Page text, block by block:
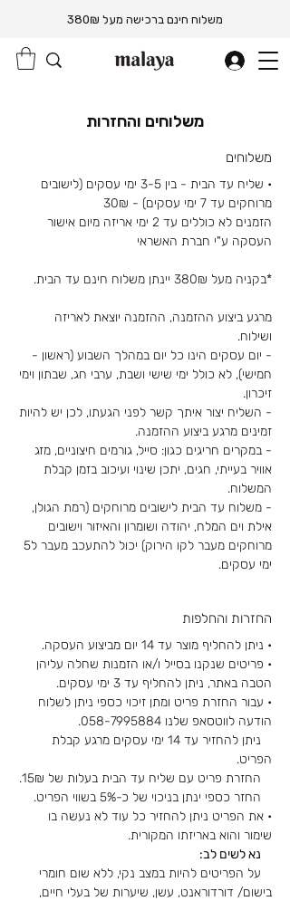
משלוח חינם ברכישה מעל 380₪
משלוחים והחזרות
משלוחים
• שליח עד הבית - בין 3-5 ימי עסקים (לישובים
מרוחקים עד 7 ימי עסקים) - 30
₪
הזמנים לא כוללים עד 2 ימי אריזה מיום אישור
העסקה ע"י חברת האשראי
*בקניה מעל 380₪ יינתן משלוח חינם עד הבית.
מרגע ביצוע ההזמנה, ההזמנה יוצאת לאריזה
ושילוח.
- יום עסקים הינו כל יום במהלך השבוע (ראשון -
חמישי), לא כולל ימי שישי ושבת, ערבי חג, שבתון וימי
זיכרון.
- השליח יצור איתך קשר לפני הגעתו, לכן יש להיות
זמינים מרגע ביצוע ההזמנה.
- במקרים חריגים כגון: סייל, גורמים חיצוניים, מזג
אוויר בעייתי, חגים, יתכן שינוי ועיכוב בזמן קבלת
המשלוח.
- משלוח עד הבית לישובים מרוחקים (רמת הגולן,
אילת וים המלח, יהודה ושומרון והאיזור וישובים
מרוחקים מעבר לקו הירוק) יכול להתעכב מעבר ל5
ימי עסקים.
החזרות והחלפות
• ניתן להחליף מוצר עד 14 יום מביצוע העסקה.
• פריטים שנקנו בסייל ו/או הזמנות שחלה עליהן
הטבה באתר, ניתן להחליף עד 3 ימי עסקים.
• עבור החזרת פריט ומתן זיכוי כספי ניתן לשלוח
הודעה לווטסאפ שלנו 058-7995884
.
ניתן להחזיר עד 14 ימי עסקים מרגע קבלת
הפריט.
החזרת פריט עם שליח עד הבית בעלות של 15 ₪.
החזר כספי ינתן בניכוי של כ-5% בשווי הפריט.
• את הפריט ניתן להחזיר כל עוד לא נעשה בו
שימור והוא באריזתו המקורית.
נא לשים לב:
על הפריטים להיות במצב נקי, ללא שום חומרי
בישום/ דורדוראנט, עשן, שיערות של בעלי חיים,